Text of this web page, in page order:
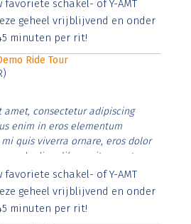
vitae risus tristique posuere.
schakel- of Y-AMT
geheel vrijblijvend en onder
minuten per rit!
Ride Tour
amet, consectetur adipiscing
enim in eros elementum
quis viverra ornare, eros dolor
diam libero vitae erat.
justo cursus id rutrum lorem
vitae risus tristique posuere.
schakel- of Y-AMT
geheel vrijblijvend en onder
minuten per rit!